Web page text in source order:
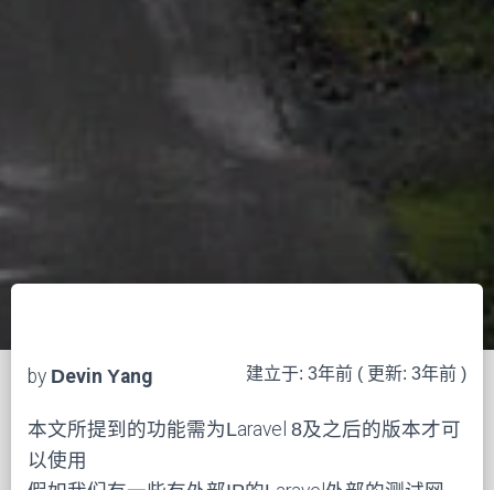
by Devin Yang 建立于: 3年前 ( 更新: 3年前 )
本文所提到的功能需为Laravel 8及之后的版本才可
以使用